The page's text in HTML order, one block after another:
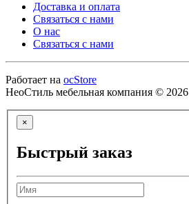
Доставка и оплата
Связаться с нами
О нас
Связаться с нами
Работает на ocStore
НеоСтиль мебельная компания © 2026
×
Быстрый заказ